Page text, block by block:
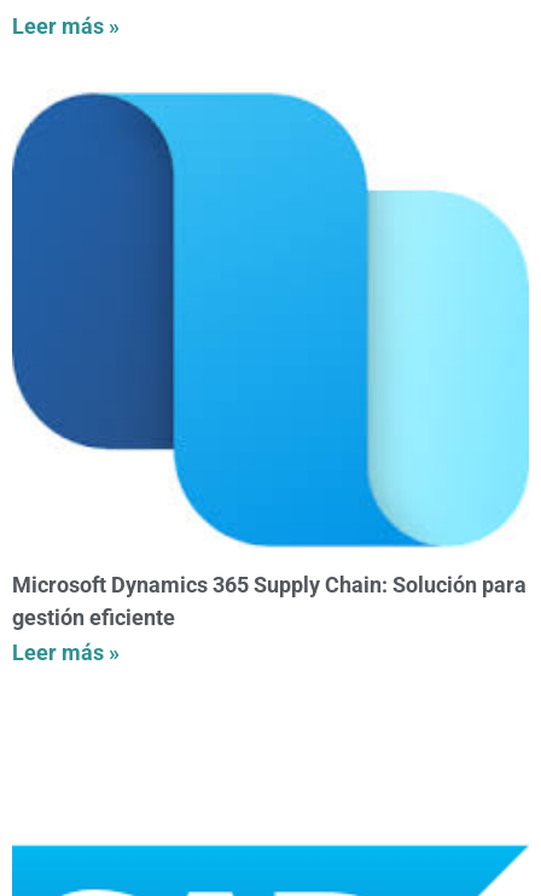
Leer más »
Microsoft Dynamics 365 Supply Chain: Solución para
gestión eficiente
Leer más »